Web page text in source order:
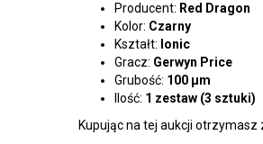
Producent: Red Dragon
Kolor: Czarny
Kształt: Ionic
Gracz: Gerwyn Price
Grubość: 100 μm
Ilość: 1 zestaw (3 sztuki)
Kupując na tej aukcji otrzymasz